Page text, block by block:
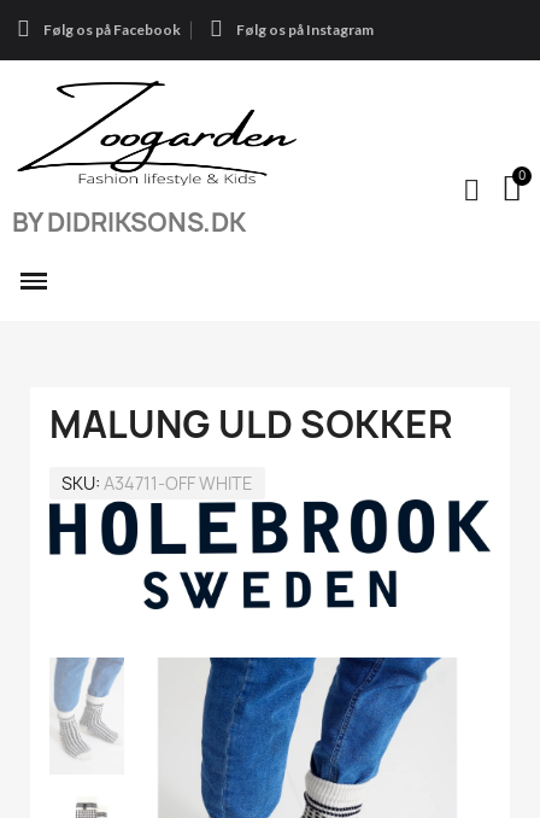
Følg os på Facebook Følg os på Instagram
BY DIDRIKSONS.DK
MALUNG ULD SOKKER
SKU A34711-OFF WHITE